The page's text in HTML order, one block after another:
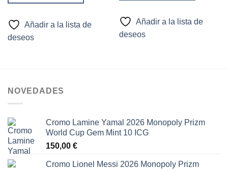
Añadir a la lista de
deseos
Añadir a la lista de
deseos
NOVEDADES
Cromo Lamine Yamal 2026 Monopoly Prizm
World Cup Gem Mint 10 ICG
150,00 €
Cromo Lionel Messi 2026 Monopoly Prizm